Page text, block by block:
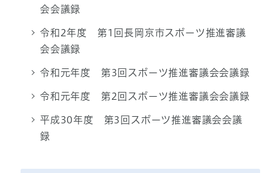
会会議録
令和2年度 第1回長岡京市スポーツ推進審議
会会議録
令和元年度 第3回スポーツ推進審議会会議録
令和元年度 第2回スポーツ推進審議会会議録
平成30年度 第3回スポーツ推進審議会会議
録